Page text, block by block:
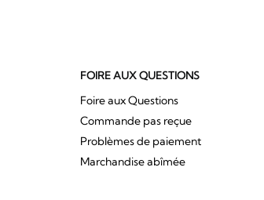
FOIRE AUX QUESTIONS
Foire aux Questions
Commande pas reçue
Problèmes de paiement
Marchandise abîmée